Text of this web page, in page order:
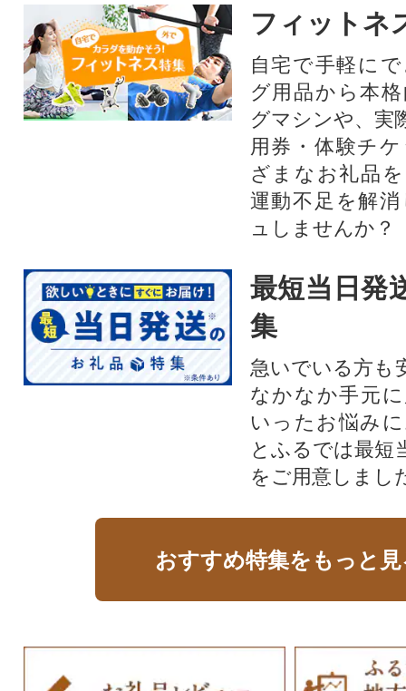
フィットネ
自宅で手軽に
グ用品から本
グマシンや、実
用券・体験チ
ざまなお礼品
運動不足を解
ュしませんか？
最短当日発
集
急いでいる方も
なかなか手元
いったお悩み
とふるでは最短
をご用意しまし
おすすめ特集をもっと